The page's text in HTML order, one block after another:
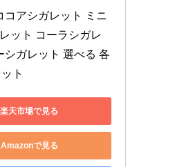
コアシガレット ミニ
ット コーラシガレ
シガレット 選べる 各
ト
楽天市場で見る
Amazonで見る